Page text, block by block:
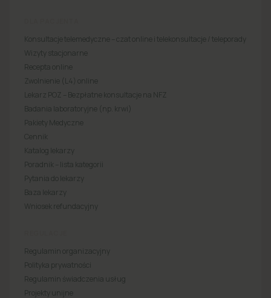
Konsultacje telemedyczne – czat online i telekonsultacje / teleporady
Wizyty stacjonarne
Recepta online
Zwolnienie (L4) online
Lekarz POZ – Bezpłatne konsultacje na NFZ
Badania laboratoryjne (np. krwi)
Pakiety Medyczne
Cennik
Katalog lekarzy
Poradnik – lista kategorii
Pytania do lekarzy
Baza lekarzy
Wniosek refundacyjny
Regulamin organizacyjny
Polityka prywatności
Regulamin świadczenia usług
Projekty unijne